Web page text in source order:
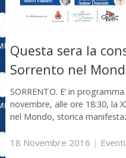
Questa sera la
Sorrento nel
SORRENTO. E’ in
novembre, alle ore 18:30, la
nel Mondo, storica
18 Novembre 2016 | Eventi